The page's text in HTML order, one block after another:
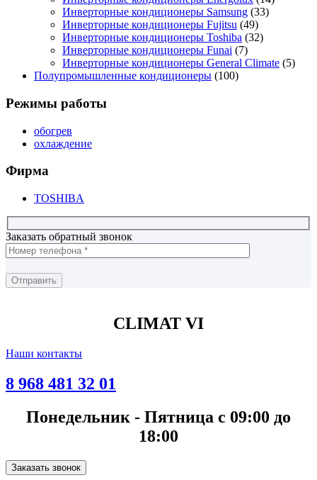
Инверторные кондиционеры Samsung (33)
Инверторные кондиционеры Fujitsu (49)
Инверторные кондиционеры Toshiba (32)
Инверторные кондиционеры Funai (7)
Инверторные кондиционеры General Climate (5)
Полупромышленные кондиционеры (100)
Режимы работы
обогрев
охлаждение
Фирма
TOSHIBA
Заказать обратный звонок
CLIMAT VI
Наши контакты
8 968 481 32 01
Понедельник - Пятница с 09:00 до
18:00
Заказать звонок